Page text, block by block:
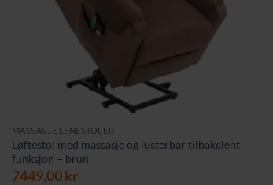
MASSASJE LENESTOLER
Løftestol med massasje og justerbar tilbakelent
funksjon – brun
7449,00kr